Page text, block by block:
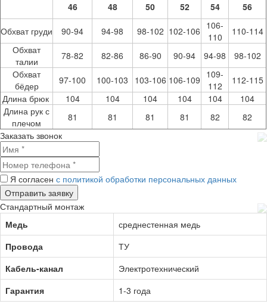
46
48 50 52 54 56
Обхват груди 90-94 94-98 98-102 102-106 106-
110
110-114
Обхват
талии
78-82 82-86 86-90 90-94 94-98
98-102
Обхват
бёдер
97-100 100-103 103-106 106-109 109-
112
112-115
Длина брюк
104 104 104 104 104
104
Длина рук с
плечом
81 81 81 81 82
82
Заказать звонок
Я согласен с политикой обработки персональных данных
Стандартный монтаж
Медь
среднестенная медь
Провода
ТУ
Кабель-канал
Электротехнический
Гарантия
1-3 года